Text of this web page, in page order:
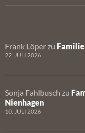
Frank Löper zu
22. JULI 2026
Sonja Fahlbusch zu
Nienhagen
10. JULI 2026